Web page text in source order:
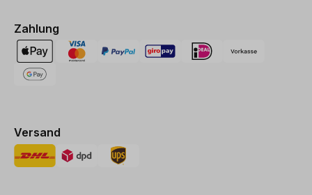
Zahlung
Versand